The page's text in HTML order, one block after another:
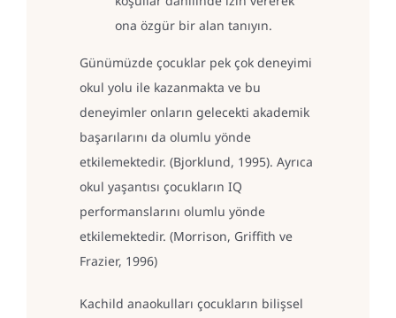
ona özgür bir alan tanıyın.
Günümüzde çocuklar pek çok deneyimi
okul yolu ile kazanmakta ve bu
deneyimler onların gelecekti akademik
başarılarını da olumlu yönde
etkilemektedir. (Bjorklund, 1995). Ayrıca
okul yaşantısı çocukların IQ
performanslarını olumlu yönde
etkilemektedir. (Morrison, Griffith ve
Frazier, 1996)
Kachild anaokulları çocukların bilişsel